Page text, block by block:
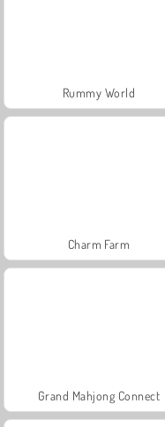
Rummy World
Charm Farm
Grand Mahjong Connect